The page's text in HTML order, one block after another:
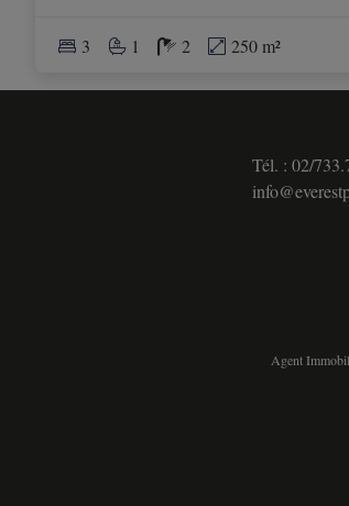
3 1 2 250 m²
Tél. : 02/
Agent